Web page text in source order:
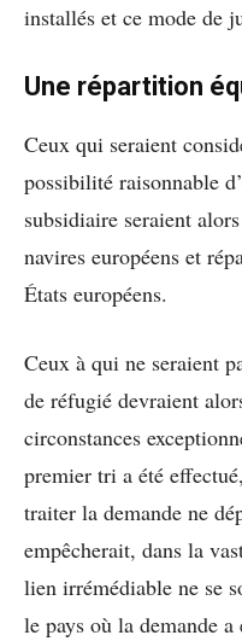
installés et ce mode de
Une répartition
Ceux qui seraient
possibilité raisonnable
subsidiaire seraient
navires européens et
États européens.
Ceux à qui ne seraient
de réfugié devraient
circonstances
premier tri a été
traiter la demande ne
empêcherait, dans la
lien irrémédiable ne se
le pays où la demande